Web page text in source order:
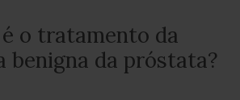
o tratamento da
benigna da próstata?